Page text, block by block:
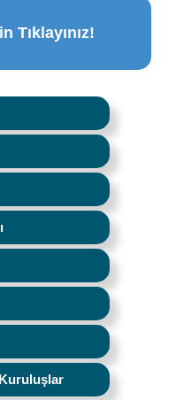
Tıklayınız!